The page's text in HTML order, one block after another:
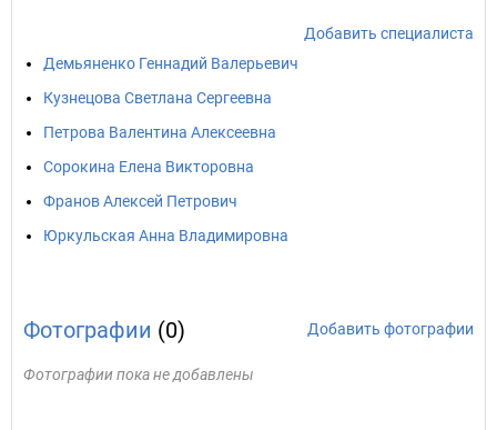
Добавить специалиста
Демьяненко Геннадий Валерьевич
Кузнецова Светлана Сергеевна
Петрова Валентина Алексеевна
Сорокина Елена Викторовна
Франов Алексей Петрович
Юркульская Анна Владимировна
Фотографии (0) Добавить фотографии
Фотографии пока не добавлены